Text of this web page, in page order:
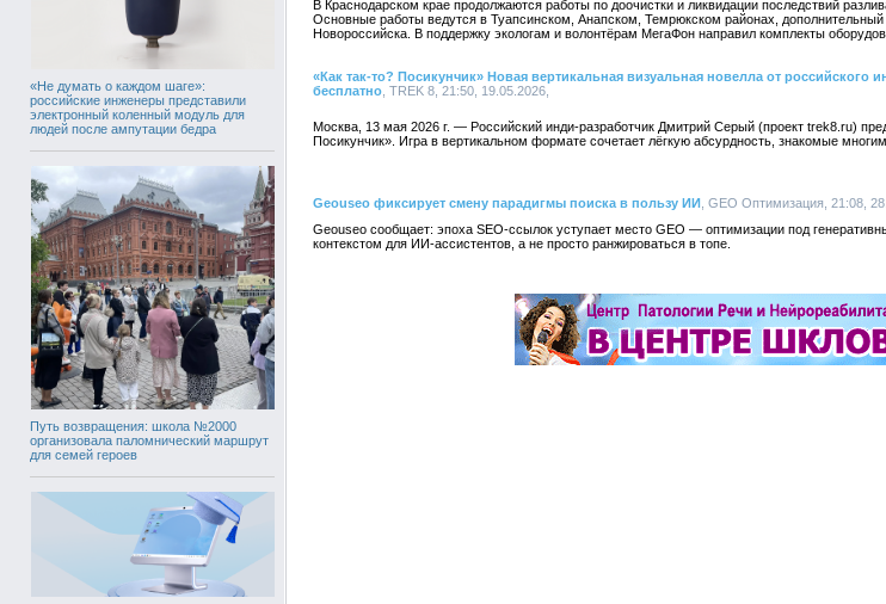
«Не думать о каждом шаге»:
российские инженеры представили
электронный коленный модуль для
людей после ампутации бедра
Путь возвращения: школа №2000
организовала паломнический маршрут
для семей героев
В Краснодарском крае продолжаются работы по доочистки и ликвидации последствий
Основные работы ведутся в Туапсинском, Анапском, Темрюкском районах,
Новороссийска. В поддержку экологам и волонтёрам МегаФон направил комплекты
«Как так-то? Посикунчик» Новая вертикальная визуальная новелла от российского
бесплатно , TREK 8, 21:50, 19.05.2026,
Москва, 13 мая 2026 г. — Российский инди-разработчик Дмитрий Серый (проект trek8.ru)
Посикунчик». Игра в вертикальном формате сочетает лёгкую абсурдность, знакомые
Geouseo фиксирует смену парадигмы поиска в пользу ИИ , GEO Оптимизация, 21:08,
Geouseo сообщает: эпоха SEO-ссылок уступает место GEO — оптимизации под
контекстом для ИИ-ассистентов, а не просто ранжироваться в топе.